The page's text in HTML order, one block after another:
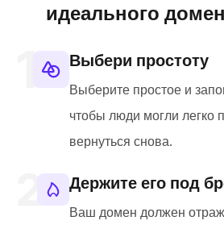
идеального
Выбери простоту
Выберите простое и
чтобы люди могли легко
вернуться снова.
Держите его под
Ваш домен должен